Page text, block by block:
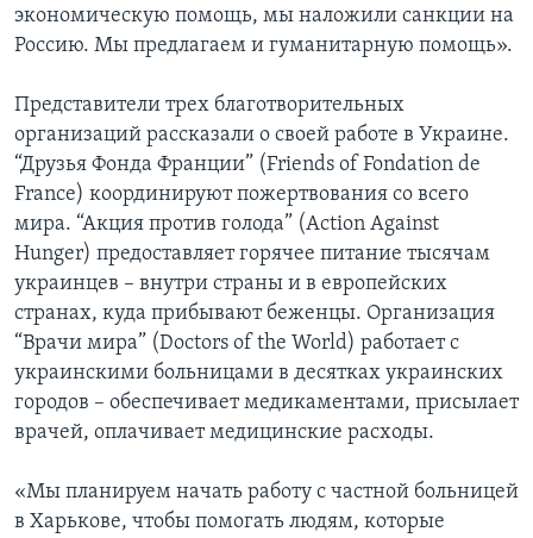
экономическую помощь, мы наложили санкции на
Россию. Мы предлагаем и гуманитарную помощь».
Представители трех благотворительных
организаций рассказали о своей работе в Украине.
“Друзья Фонда Франции” (Friends of Fondation de
France) координируют пожертвования со всего
мира. “Акция против голода” (Action Against
Hunger) предоставляет горячее питание тысячам
украинцев – внутри страны и в европейских
странах, куда прибывают беженцы. Организация
“Врачи мира” (Doctors of the World) работает с
украинскими больницами в десятках украинских
городов – обеспечивает медикаментами, присылает
врачей, оплачивает медицинские расходы.
«Мы планируем начать работу с частной больницей
в Харькове, чтобы помогать людям, которые